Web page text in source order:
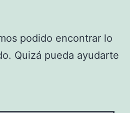
podido encontrar lo
Quizá pueda ayudarte